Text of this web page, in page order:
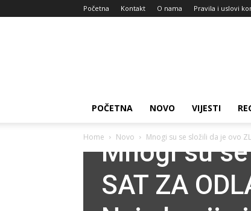
Početna Kontakt O nama Pravila i uslovi
POČETNA NOVO VIJESTI
Home Novo Mnogi su se složili da je ovo
Mnogi su
SAT ZA